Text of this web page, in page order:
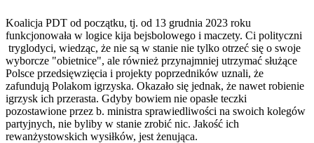
Koalicja PDT od początku, tj. od 13 grudnia 2023 roku
funkcjonowała w logice kija bejsbolowego i maczety. Ci polityczni
tryglodyci, wiedząc, że nie są w stanie nie tylko otrzeć się o swoje
wyborcze "obietnice", ale również przynajmniej utrzymać służące
Polsce przedsięwzięcia i projekty poprzedników uznali, że
zafundują Polakom igrzyska. Okazało się jednak, że nawet robienie
igrzysk ich przerasta. Gdyby bowiem nie opasłe teczki
pozostawione przez b. ministra sprawiedliwości na swoich kolegów
partyjnych, nie byliby w stanie zrobić nic. Jakość ich
rewanżystowskich wysiłków, jest żenująca.